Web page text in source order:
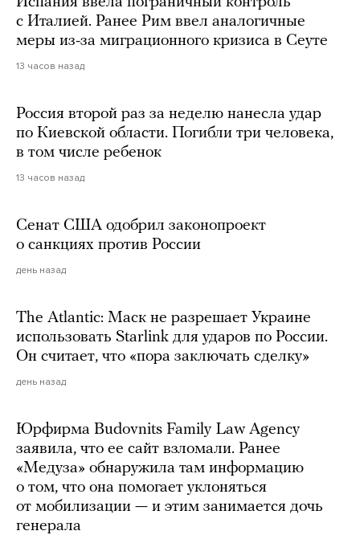
с Италией. Ранее Рим ввел аналогичные
меры из-за миграционного кризиса в Сеуте
13 часов назад
Россия второй раз за неделю нанесла удар
по Киевской области. Погибли три человека,
в том числе ребенок
13 часов назад
Сенат США одобрил законопроект
о санкциях против России
день назад
The Atlantic: Маск не разрешает Украине
использовать Starlink для ударов по России.
Он считает, что «пора заключать сделку»
день назад
Юрфирма Budovnits Family Law Agency
заявила, что ее сайт взломали. Ранее
«Медуза» обнаружила там информацию
о том, что она помогает уклоняться
от мобилизации — и этим занимается дочь
генерала